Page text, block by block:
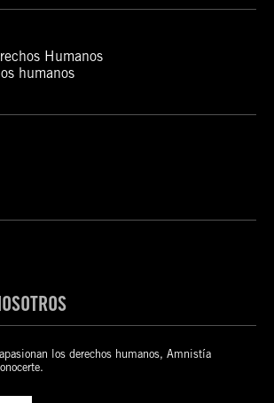
Humanos
humanos
los derechos humanos, Amnistía